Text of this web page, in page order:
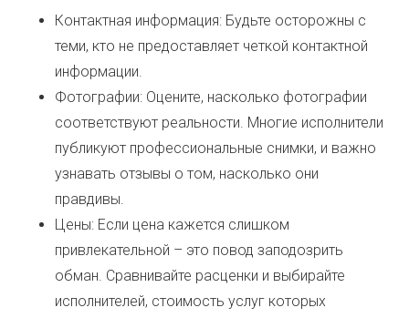
Контактная информация: Будьте осторожны с
теми, кто не предоставляет четкой контактной
информации.
Фотографии: Оцените, насколько фотографии
соответствуют реальности. Многие исполнители
публикуют профессиональные снимки, и важно
узнавать отзывы о том, насколько они
правдивы.
Цены: Если цена кажется слишком
привлекательной – это повод заподозрить
обман. Сравнивайте расценки и выбирайте
исполнителей, стоимость услуг которых